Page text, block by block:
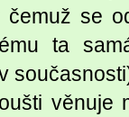
se
ta
věnuje